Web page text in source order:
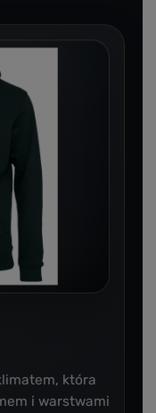
która
i warstwami